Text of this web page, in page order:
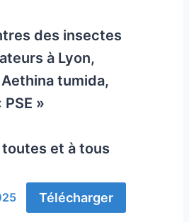
des insectes
à Lyon,
tumida,
»
et à tous
Télécharger